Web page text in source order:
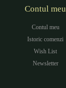
Contul meu
Contul meu
Istoric comenzi
Wish List
Newsletter